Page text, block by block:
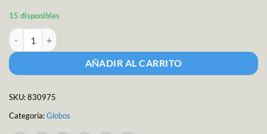
15 disponibles
M.g. Globo Metal.corazon-18 Color cantidad
AÑADIR AL CARRITO
SKU:830975
Categoría:Globos